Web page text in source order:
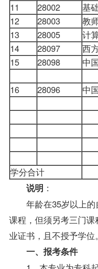
11
28002 基
12
28003 教
13
28005 计
14
28097 西
15
28098 中
16 28096 中
学分合计
说明 ：
年龄在35岁以上的
课程，但须另考三门
业证书，且不授予学位。
一、报考条件